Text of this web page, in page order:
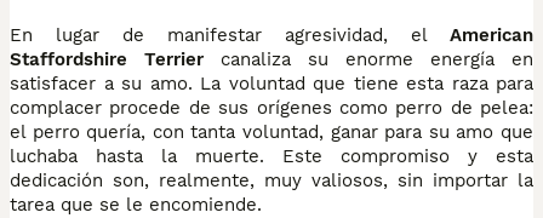
En lugar de manifestar agresividad, el American
Staffordshire Terrier canaliza su enorme energía en
satisfacer a su amo. La voluntad que tiene esta raza para
complacer procede de sus orígenes como perro de pelea:
el perro quería, con tanta voluntad, ganar para su amo que
luchaba hasta la muerte. Este compromiso y esta
dedicación son, realmente, muy valiosos, sin importar la
tarea que se le encomiende.